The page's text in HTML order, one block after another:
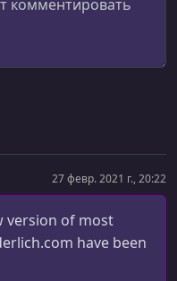
27 февр. 2021 г., 20:22
version of most
have been